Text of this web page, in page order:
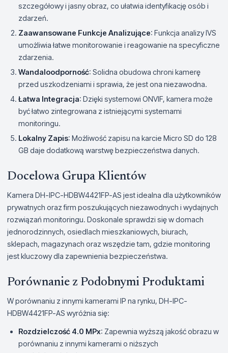
szczegółowy i jasny obraz, co ułatwia identyfikację osób i
zdarzeń.
Zaawansowane Funkcje Analizujące: Funkcja analizy IVS
umożliwia łatwe monitorowanie i reagowanie na specyficzne
zdarzenia.
Wandaloodporność: Solidna obudowa chroni kamerę
przed uszkodzeniami i sprawia, że jest ona niezawodna.
Łatwa Integracja: Dzięki systemowi ONVIF, kamera może
być łatwo zintegrowana z istniejącymi systemami
monitoringu.
Lokalny Zapis: Możliwość zapisu na karcie Micro SD do 128
GB daje dodatkową warstwę bezpieczeństwa danych.
Docelowa Grupa Klientów
Kamera DH-IPC-HDBW4421FP-AS jest idealna dla użytkowników
prywatnych oraz firm poszukujących niezawodnych i wydajnych
rozwiązań monitoringu. Doskonale sprawdzi się w domach
jednorodzinnych, osiedlach mieszkaniowych, biurach,
sklepach, magazynach oraz wszędzie tam, gdzie monitoring
jest kluczowy dla zapewnienia bezpieczeństwa.
Porównanie z Podobnymi Produktami
W porównaniu z innymi kamerami IP na rynku, DH-IPC-
HDBW4421FP-AS wyróżnia się:
Rozdzielczość 4.0 MPx: Zapewnia wyższą jakość obrazu w
porównaniu z innymi kamerami o niższych